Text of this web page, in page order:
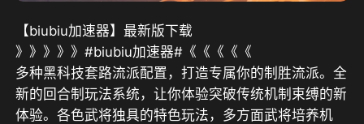
【biubiu加速器】最新版下载
》》》》》#biubiu加速器#《《《《《
多种黑科技套路流派配置，打造专属你的制胜流派。全
新的回合制玩法系统，让你体验突破传统机制束缚的新
体验。各色武将独具的特色玩法，多方面武将培养机